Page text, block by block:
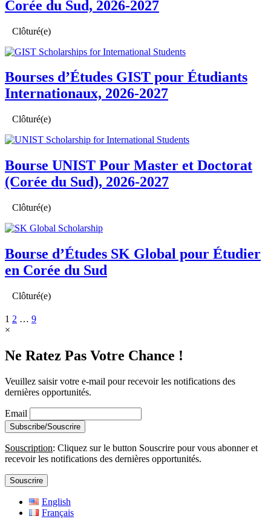
Corée du Sud, 2026-2027
Clôturé(e)
Bourses d’Études GIST pour Étudiants
Internationaux, 2026-2027
Clôturé(e)
Bourse UNIST Pour Master et Doctorat
(Corée du Sud), 2026-2027
Clôturé(e)
Bourse d’Études SK Global pour Étudier
en Corée du Sud
Clôturé(e)
1 2 … 9
×
Ne Ratez Pas Votre Chance !
Veuillez saisir votre e-mail pour recevoir les notifications des
dernières opportunités.
Email
Souscription: Cliquez sur le button Souscrire pour vous abonner et
recevoir les notifications des dernières opportunités.
Souscrire
English
Français